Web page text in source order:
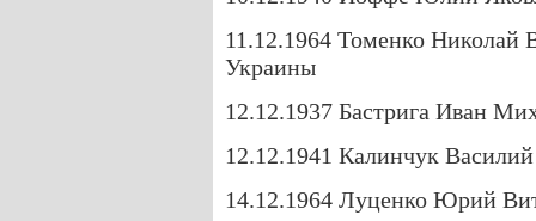
11.12.1964 Томенко Николай
Украины
12.12.1937 Бастрига Иван
12.12.1941 Калинчук
14.12.1964 Луценко Юрий